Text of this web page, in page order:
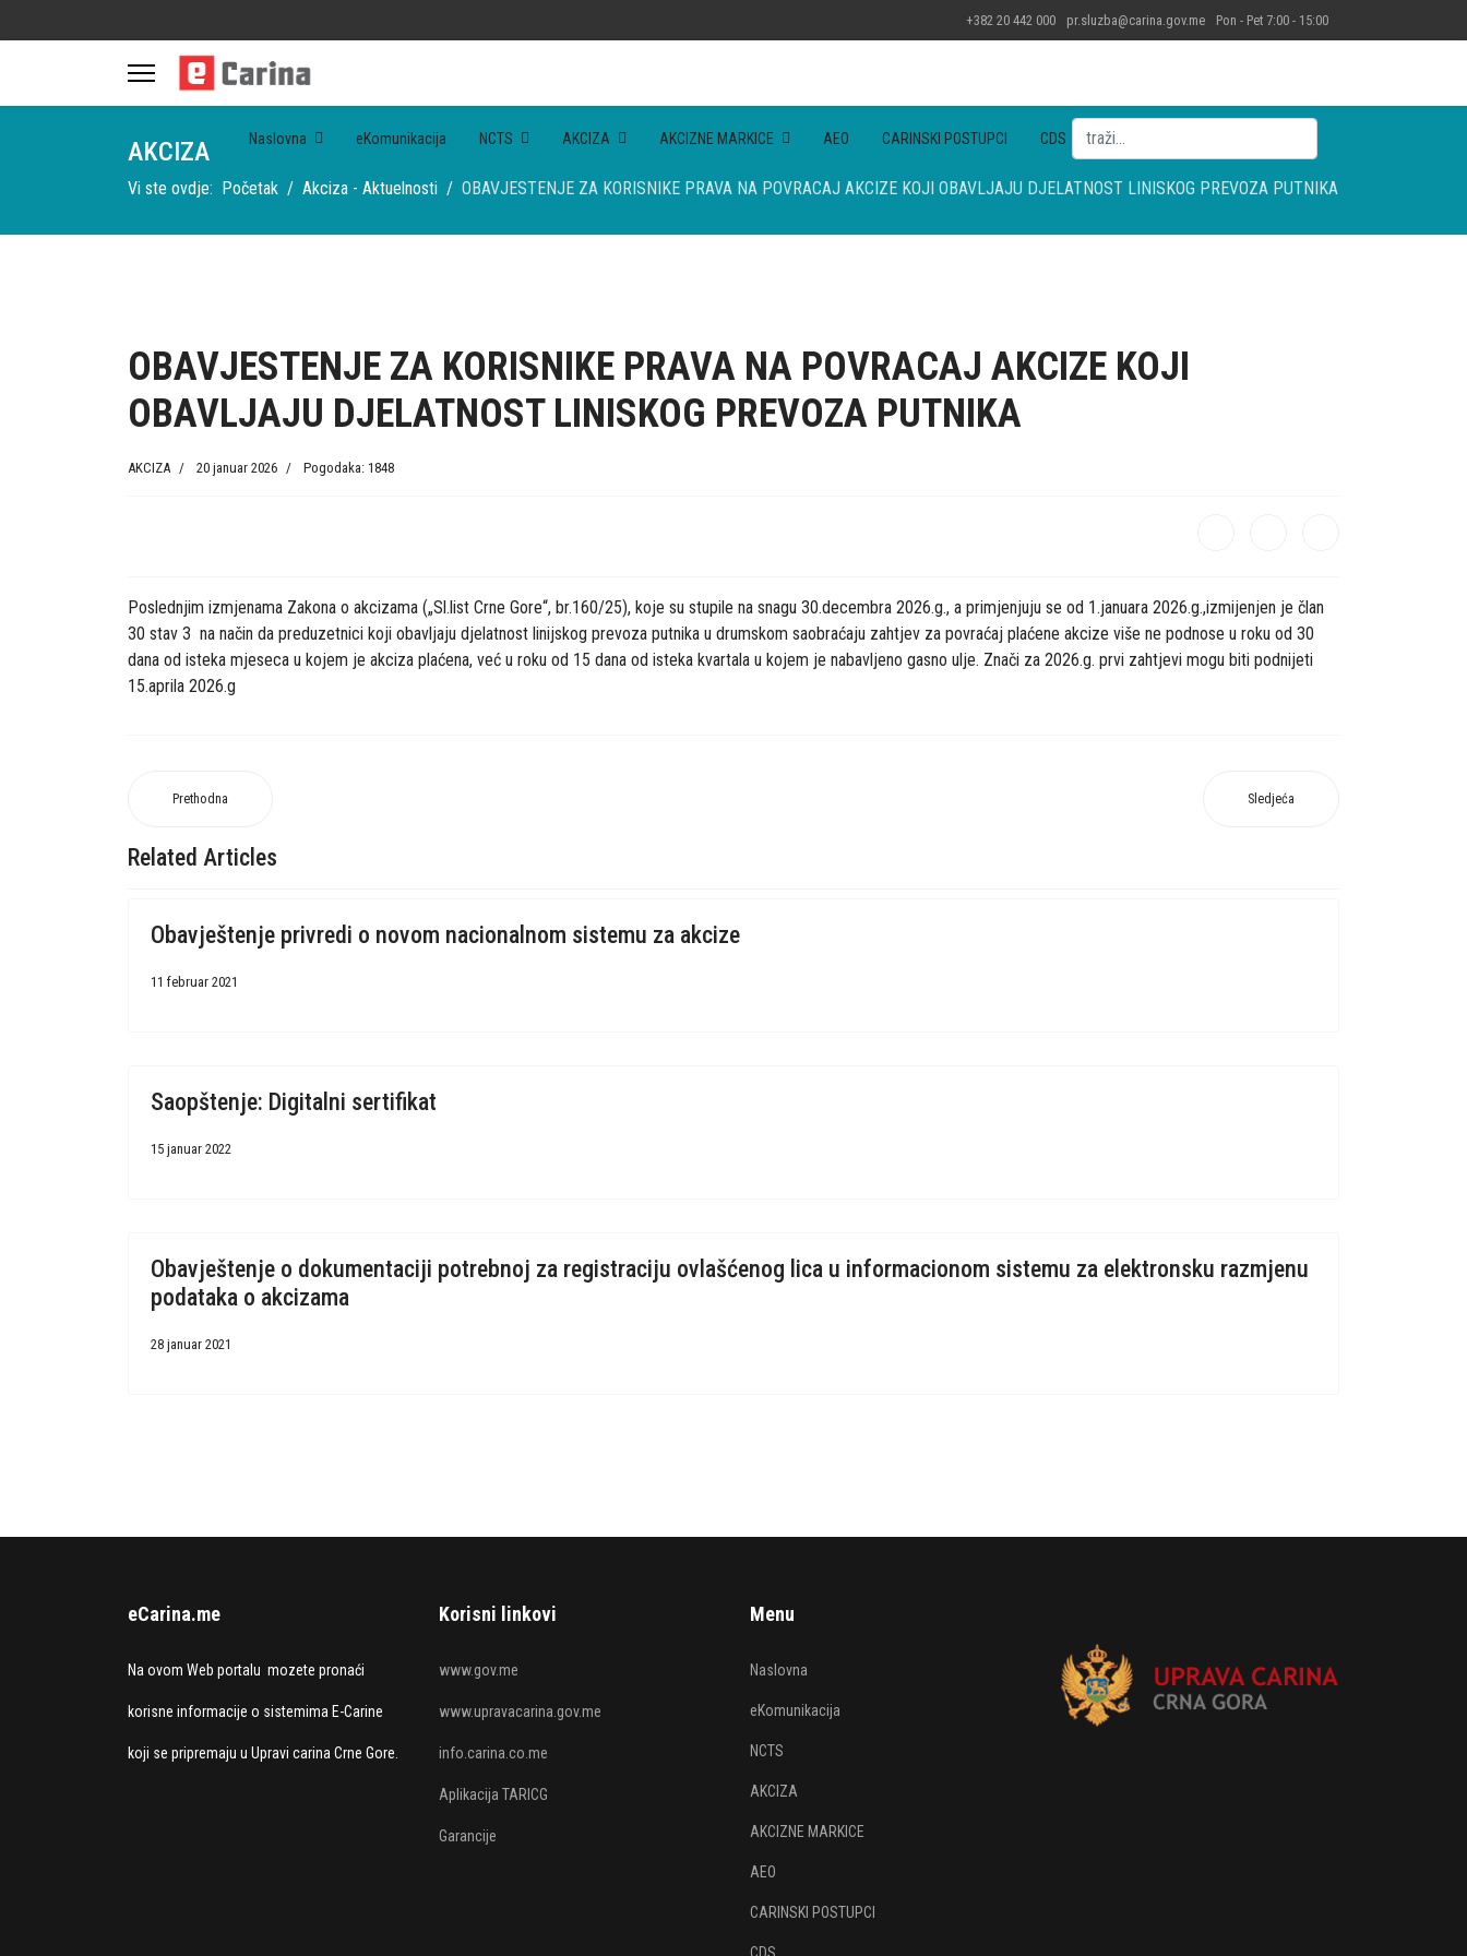
+382 20 442 000 pr.sluzba@carina.gov.me Pon - Pet 7:00 - 15:00
Naslovna eKomunikacija NCTS AKCIZA AKCIZNE MARKICE AEO CARINSKI POSTUPCI CDS Pretraga
AKCIZA
Vi ste ovdje: Početak Akciza - Aktuelnosti OBAVJESTENJE ZA KORISNIKE PRAVA NA POVRACAJ AKCIZE KOJI OBAVLJAJU DJELATNOST LINISKOG PREVOZA PUTNIKA
OBAVJESTENJE ZA KORISNIKE PRAVA NA POVRACAJ AKCIZE KOJI
OBAVLJAJU DJELATNOST LINISKOG PREVOZA PUTNIKA
AKCIZA 20 januar 2026 Pogodaka: 1848
Poslednjim izmjenama Zakona o akcizama („Sl.list Crne Gore“, br.160/25), koje su stupile na snagu 30.decembra 2026.g., a primjenjuju se od 1.januara 2026.g.,izmijenjen je član
30 stav 3 na način da preduzetnici koji obavljaju djelatnost linijskog prevoza putnika u drumskom saobraćaju zahtjev za povraćaj plaćene akcize više ne podnose u roku od 30
dana od isteka mjeseca u kojem je akciza plaćena, već u roku od 15 dana od isteka kvartala u kojem je nabavljeno gasno ulje. Znači za 2026.g. prvi zahtjevi mogu biti podnijeti
15.aprila 2026.g
Prethodna Sledjeća
Related Articles
Obavještenje privredi o novom nacionalnom sistemu za akcize
11 februar 2021
Saopštenje: Digitalni sertifikat
15 januar 2022
Obavještenje o dokumentaciji potrebnoj za registraciju ovlašćenog lica u informacionom sistemu za elektronsku razmjenu
podataka o akcizama
28 januar 2021
eCarina.me
Na ovom Web portalu mozete pronaći
korisne informacije o sistemima E-Carine
koji se pripremaju u Upravi carina Crne Gore.
Korisni linkovi
www.gov.me
www.upravacarina.gov.me
info.carina.co.me
Aplikacija TARICG
Garancije
Menu
Naslovna
eKomunikacija
NCTS
AKCIZA
AKCIZNE MARKICE
AEO
CARINSKI POSTUPCI